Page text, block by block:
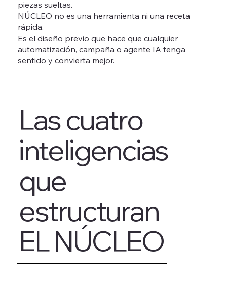
piezas sueltas.
NÚCLEO no es una herramienta ni una receta
rápida.
Es el diseño previo que hace que cualquier
automatización, campaña o agente IA tenga
sentido y convierta mejor.
Las cuatro
inteligencias
que
estructuran
EL NÚCLEO